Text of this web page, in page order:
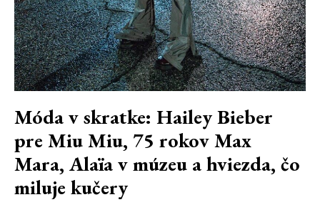
Móda v skratke: Hailey Bieber
pre Miu Miu, 75 rokov Max
Mara, Alaïa v múzeu a hviezda, čo
miluje kučery